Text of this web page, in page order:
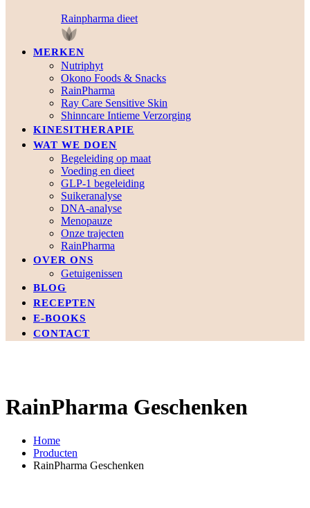
Rainpharma dieet
MERKEN
Nutriphyt
Okono Foods & Snacks
RainPharma
Ray Care Sensitive Skin
Shinncare Intieme Verzorging
KINESITHERAPIE
WAT WE DOEN
Begeleiding op maat
Voeding en dieet
GLP-1 begeleiding
Suikeranalyse
DNA-analyse
Menopauze
Onze trajecten
RainPharma
OVER ONS
Getuigenissen
BLOG
RECEPTEN
E-BOOKS
CONTACT
RainPharma Geschenken
Home
Producten
RainPharma Geschenken